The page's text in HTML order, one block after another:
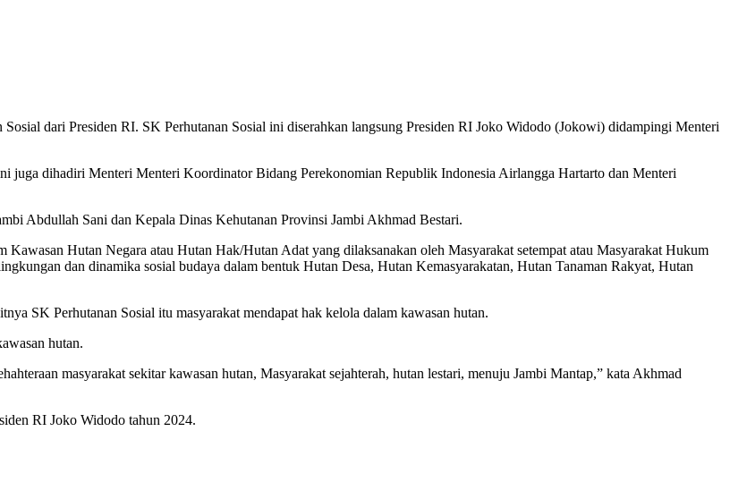
dari Presiden RI. SK Perhutanan Sosial ini diserahkan langsung Presiden RI Joko Widodo (Jokowi) didampingi Menteri
juga dihadiri Menteri Menteri Koordinator Bidang Perekonomian Republik Indonesia Airlangga Hartarto dan Menteri
Abdullah Sani dan Kepala Dinas Kehutanan Provinsi Jambi Akhmad Bestari.
Kawasan Hutan Negara atau Hutan Hak/Hutan Adat yang dilaksanakan oleh Masyarakat setempat atau Masyarakat Hukum
dan dinamika sosial budaya dalam bentuk Hutan Desa, Hutan Kemasyarakatan, Hutan Tanaman Rakyat, Hutan
SK Perhutanan Sosial itu masyarakat mendapat hak kelola dalam kawasan hutan.
hutan.
masyarakat sekitar kawasan hutan, Masyarakat sejahterah, hutan lestari, menuju Jambi Mantap,” kata Akhmad
RI Joko Widodo tahun 2024.